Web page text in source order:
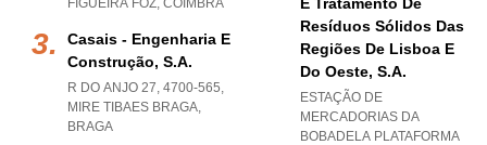
FIGUEIRA FOZ, COIMBRA
Casais - Engenharia E
Construção, S.a.
R DO ANJO 27, 4700-565,
MIRE TIBAES BRAGA,
BRAGA
Resíduos Sólidos Das
Regiões De Lisboa E
Do Oeste, S.a.
ESTAÇÃO DE
MERCADORIAS DA
BOBADELA PLATAFORMA